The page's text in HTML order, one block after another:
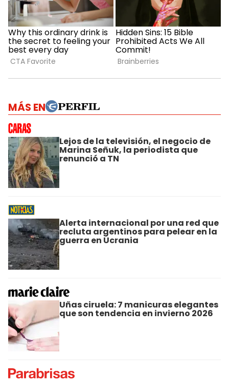
MÁS EN
Lejos de la televisión, el negocio de
Marina Señuk, la periodista que
renunció a TN
Alerta internacional por una red que
recluta argentinos para pelear en la
guerra en Ucrania
Uñas ciruela: 7 manicuras elegantes
que son tendencia en invierno 2026